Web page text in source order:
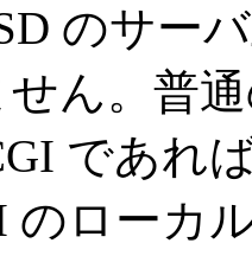
のサー
ん。普
であれ
のローカ